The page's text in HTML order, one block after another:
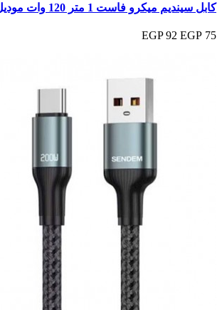
كابل سينديم ميكرو فاست 1 متر 120 وات موديل t65a
75 EGP
92 EGP